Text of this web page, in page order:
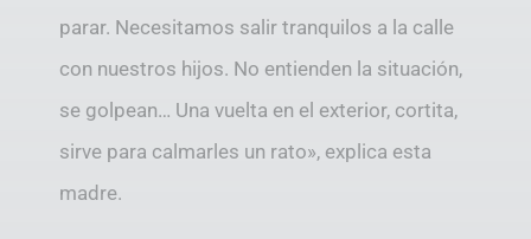
parar. Necesitamos salir tranquilos a la calle
con nuestros hijos. No entienden la situación,
se golpean… Una vuelta en el exterior, cortita,
sirve para calmarles un rato», explica esta
madre.